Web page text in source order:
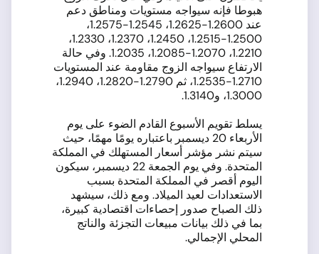
هبوطا فإنه سيواجه مستويات ومناطق دعم
عند 1.2600-1.2625، 1.2545-1.2575،
1.2500-1.2515، 1.2450، 1.2370، 1.2330،
1.2210، 1.2070-1.2085، 1.2035. وفي حالة
الارتفاع سيواجه الزوج مقاومة عند المستويات
1.2710-1.2535، ثم 1.2790-1.2820، 1.2940،
1.3000، و1.3140.
يسلط تقويم الأسبوع القادم الضوء على يوم
الأربعاء 20 ديسمبر باعتباره يومًا مهمًا، حيث
سيتم نشر مؤشر أسعار المستهلك في المملكة
المتحدة. وفي يوم الجمعة 22 ديسمبر، سيكون
اليوم أقصر في المملكة المتحدة بسبب
الاستعدادات لعيد الميلاد. ومع ذلك، سيشهد
ذلك الصباح صدور إحصاءات اقتصادية كبيرة،
بما في ذلك بيانات مبيعات التجزئة والناتج
المحلي الإجمالي.